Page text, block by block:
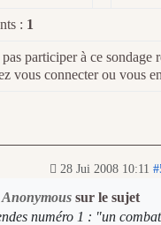
: 1
participer à ce sondage
vous connecter ou vous
28 Jui 2008 10:11
Anonymous sur le sujet
numéro 1 : "un